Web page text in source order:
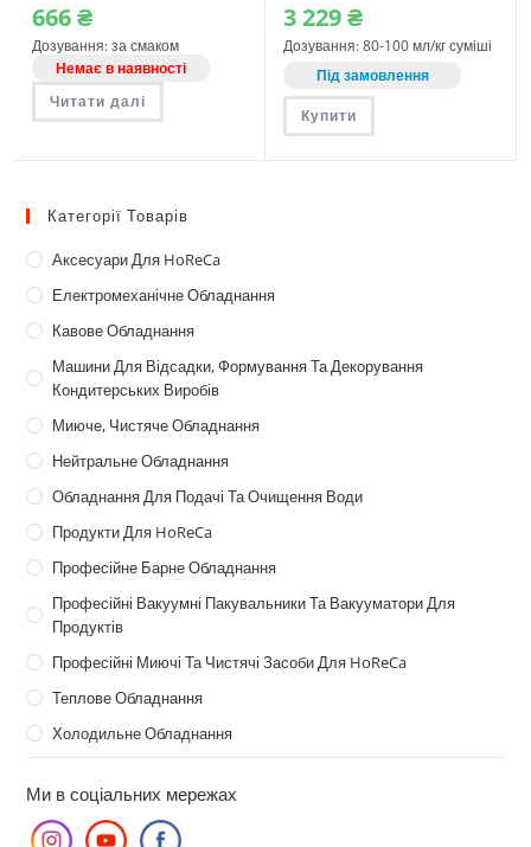
666₴
Дозування: за смаком
Немає в наявності
Читати далі
3‎ 229₴
Дозування: 80-100 мл/кг суміші
Під замовлення
Купити
Категорії Товарів
Аксесуари Для HoReCa
Електромеханічне Обладнання
Кавове Обладнання
Машини Для Відсадки, Формування Та Декорування
Кондитерських Виробів
Миюче, Чистяче Обладнання
Нейтральне Обладнання
Обладнання Для Подачі Та Очищення Води
Продукти Для HoReCa
Професійне Барне Обладнання
Професійні Вакуумні Пакувальники Та Вакууматори Для
Продуктів
Професійні Миючі Та Чистячі Засоби Для HoReCa
Теплове Обладнання
Холодильне Обладнання
Ми в соціальних мережах